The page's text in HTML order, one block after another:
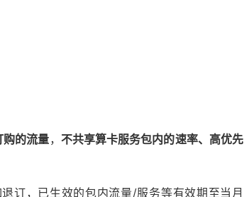
购的流量， 不共享算卡服务包内的速率、高优先
退订，已生效的包内流量/服务等有效期至当月